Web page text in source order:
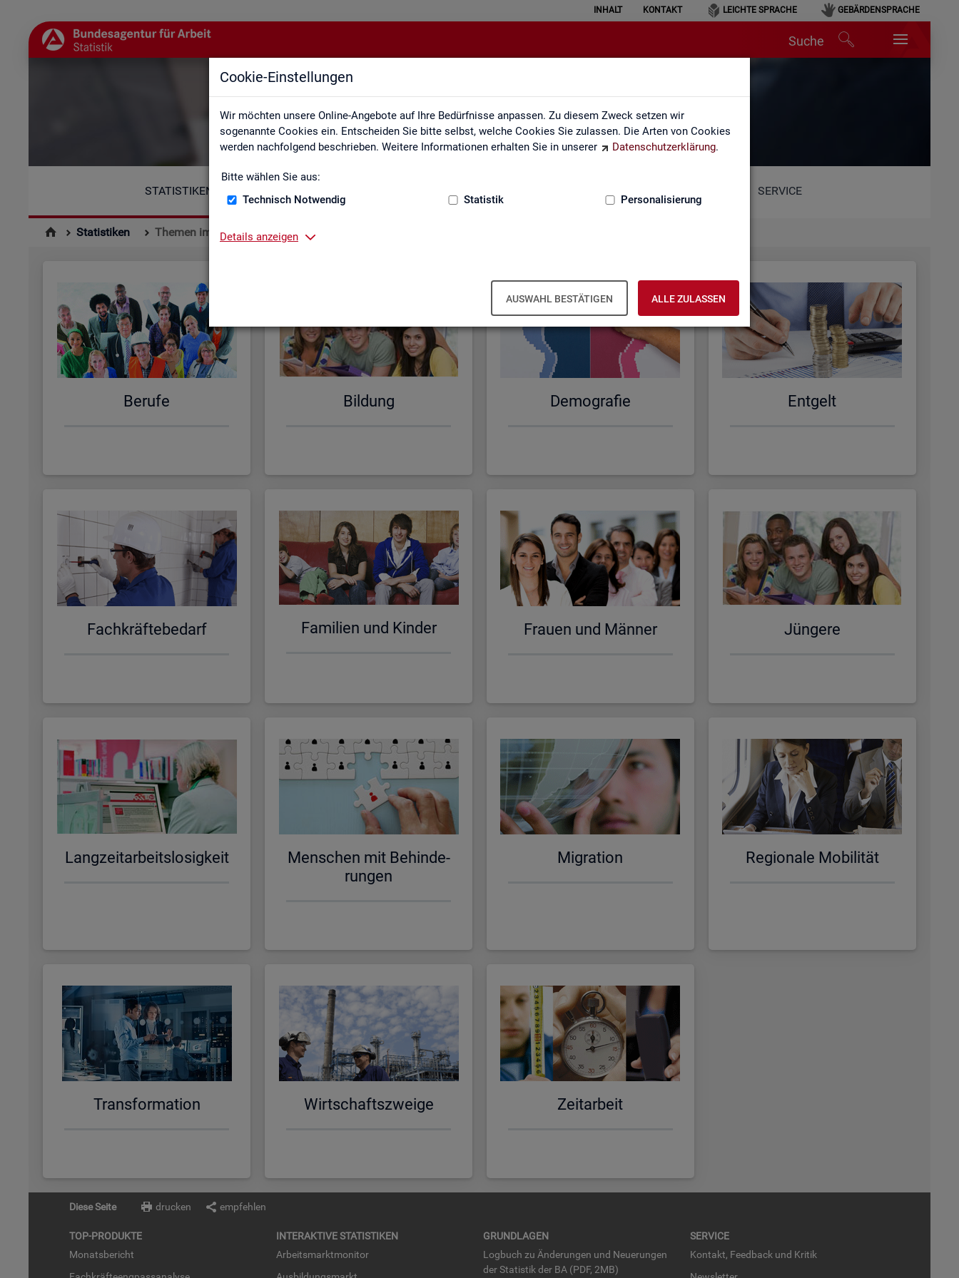
Cookie-Einstellungen
Wir möchten unsere Online-Angebote auf Ihre Bedürfnisse anpassen. Zu diesem Zweck setzen wir
sogenannte Cookies ein. Entscheiden Sie bitte selbst, welche Cookies Sie zulassen. Die Arten von Cookies
werden nachfolgend beschrieben. Weitere Informationen erhalten Sie in unserer
Datenschutzerklärung.
Bitte wählen Sie aus:
Technisch Notwendig
Statistik Personalisierung
Details anzeigen
AUSWAHL BESTÄTIGEN ALLE ZULASSEN
INHALT KONTAKT LEICHTE SPRACHE GEBÄRDENSPRACHE
Suche
Themen im Fokus
STATISTIKEN SERVICE
Statistiken Themen im Fokus
Be­ru­fe Bil­dung De­mo­gra­fie Ent­gelt
Fach­kräf­te­be­darf Fa­mi­li­en und Kin­der Frau­en und Män­ner Jün­ge­re
Lang­zeit­ar­beits­lo­sig­keit
Men­schen mit Be­hin­de­
run­gen
Mi­gra­ti­on Re­gio­na­le Mo­bi­li­tät
Trans­for­ma­ti­on Wirt­schafts­zwei­ge Zeit­ar­beit
Diese Seite drucken empfehlen
TOP-PRO­DUK­TE
Mo­nats­be­richt
IN­TER­AK­TI­VE STA­TIS­TI­KEN
Ar­beits­markt­mo­ni­tor
GRUND­LA­GEN
Log­buch zu Än­de­run­gen und Neue­run­gen
der Sta­tis­tik der BA (PDF, 2MB)
SER­VICE
Kon­takt, Feed­back und Kri­tik